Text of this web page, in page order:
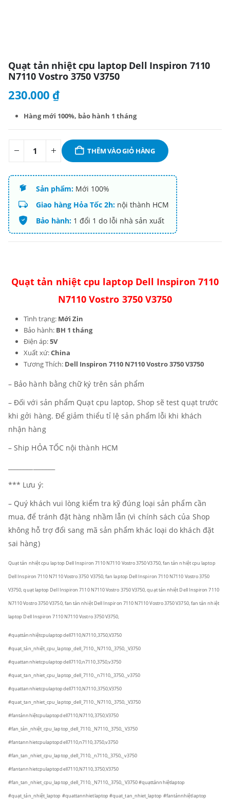
Quạt tản nhiệt cpu laptop Dell Inspiron 7110
N7110 Vostro 3750 V3750
230.000 ₫
Hàng mới 100%, bảo hành 1 tháng
THÊM VÀO GIỎ HÀNG
Sản phẩm:Mới 100%
Giao hàng Hỏa Tốc 2h:nội thành HCM
Bảo hành:1 đổi 1 do lỗi nhà sản xuất
Quạt tản nhiệt cpu laptop Dell Inspiron 7110
N7110 Vostro 3750 V3750
Tình trạng: Mới Zin
Bảo hành: BH 1 tháng
Điện áp:5V
Xuất xứ:China
Tương Thích: Dell Inspiron 7110 N7110 Vostro 3750 V3750
– Bảo hành bằng chữ ký trên sản phẩm
– Đối với sản phẩm Quạt cpu laptop, Shop sẽ test quạt trước
khi gởi hàng. Để giảm thiểu tỉ lệ sản phẩm lỗi khi khách
nhận hàng
– Ship HỎA TỐC nội thành HCM
*** Lưu ý:
– Quý khách vui lòng kiểm tra kỹ đúng loại sản phẩm cần
mua, để tránh đặt hàng nhầm lẫn (vì chính sách của Shop
không hỗ trợ đổi sang mã sản phẩm khác loại do khách đặt
sai hàng)
Quạt tản nhiệt cpu laptop Dell Inspiron 7110 N7110 Vostro 3750 V3750, fan tản nhiệt cpu laptop
Dell Inspiron 7110 N7110 Vostro 3750 V3750, fan laptop Dell Inspiron 7110 N7110 Vostro 3750
V3750, quạt laptop Dell Inspiron 7110 N7110 Vostro 3750 V3750, quạt tản nhiệt Dell Inspiron 7110
N7110 Vostro 3750 V3750, fan tản nhiệt Dell Inspiron 7110 N7110 Vostro 3750 V3750, fan tản nhiệt
laptop Dell Inspiron 7110 N7110 Vostro 3750 V3750,
#quạttảnnhiệtcpulaptopdell7110,N7110,3750,V3750
#quạt_tản_nhiệt_cpu_laptop_dell_7110,_N7110,_3750,_V3750
#quattannhietcpulaptopdell7110,n7110,3750,v3750
#quat_tan_nhiet_cpu_laptop_dell_7110,_n7110,_3750,_v3750
#quattannhietcpulaptopdell7110,N7110,3750,V3750
#quat_tan_nhiet_cpu_laptop_dell_7110,_N7110,_3750,_V3750
#fantảnnhiệtcpulaptopdell7110,N7110,3750,V3750
#fan_tản_nhiệt_cpu_laptop_dell_7110,_N7110,_3750,_V3750
#fantannhietcpulaptopdell7110,n7110,3750,v3750
#fan_tan_nhiet_cpu_laptop_dell_7110,_n7110,_3750,_v3750
#fantannhietcpulaptopdell7110,N7110,3750,V3750
#fan_tan_nhiet_cpu_laptop_dell_7110,_N7110,_3750,_V3750 #quạttảnnhiệtlaptop
#quạt_tản_nhiệt_laptop #quattannhietlaptop #quat_tan_nhiet_laptop #fantảnnhiệtlaptop